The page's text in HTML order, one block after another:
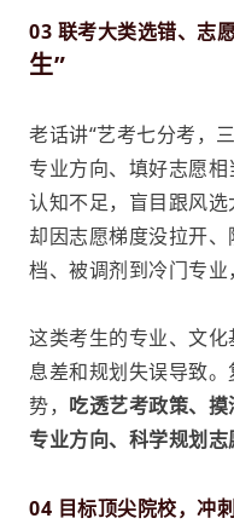
03 联考大类选错、志
生”
老话讲“艺考七分考，
专业方向、填好志愿
认知不足，盲目跟风选
却因志愿梯度没拉开
档、被调剂到冷门专业
这类考生的专业、文
息差和规划失误导致
势， 吃透艺考政策、
专业方向、科学规划志
04 目标顶尖院校，冲